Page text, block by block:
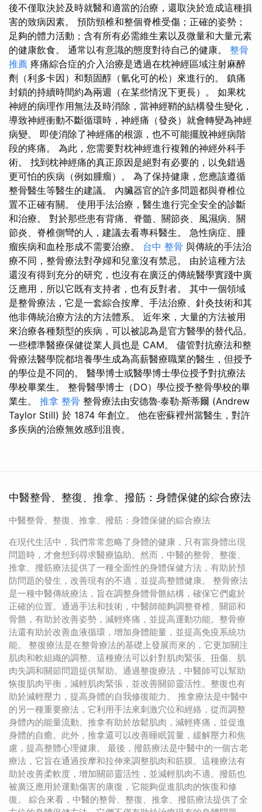
後不僅取決於及時就醫和適當的治療，還取決於造成這種損
害的致病因素。 預防頸椎和整個脊椎受傷；正確的姿勢；
足夠的體力活動；含有所有必需維生素以及微量和大量元素
的健康飲食。 通常以有意識的態度對待自己的健康。 整骨
推薦 疼痛綜合症的介入治療是透過在枕神經區域注射麻醉
劑（利多卡因）和類固醇（氫化可的松）來進行的。 鎮痛
封鎖的持續時間約為兩週（在某些情況下更長）。 如果枕
神經的病理作用無法及時消除，當神經鞘的結構發生變化，
導致神經衝動不斷循環時，神經痛（發炎）就會轉變為神經
病變。 即使消除了神經痛的根源，也不可能擺脫神經病階
段的疼痛。 為此，您需要對枕神經進行複雜的神經外科手
術。 找到枕神經痛的真正原因是絕對有必要的，以免錯過
更可怕的疾病（例如腫瘤）。 為了保持健康，您應該遵循
整骨醫生等醫生的建議。 內臟器官的許多問題都與脊椎位
置不正確有關。 使用手法治療，醫生進行完全安全的診斷
和治療。 對於那些患有背痛、脊髓、關節炎、風濕病、關
節炎、脊椎側彎的人，建議去看專科醫生。 急性病症、腫
瘤疾病和血栓形成不需要治療。 台中 整骨 與傳統的手法治
療不同，整骨療法對孕婦和兒童沒有禁忌。 由於這種方法
還沒有得到充分的研究，也沒有在廣泛的傳統醫學實踐中廣
泛應用，所以它既有支持者，也有反對者。 其中一個領域
是整骨療法，它是一套綜合按摩、手法治療、針灸技術和其
他非傳統治療方法的方法體系。 近年來，大量的方法被用
來治療各種類型的疾病，可以被認為是官方醫學的替代品。
一些標準醫療保健從業人員也是 CAM。 儘管對抗療法和整
骨療法醫學院都培養學生成為高薪醫療職業的醫生，但授予
的學位是不同的。 醫學博士或醫學博士學位授予對抗療法
學校畢業生。 整骨醫學博士（DO）學位授予整骨學校的畢
業生。 推拿 整骨 整骨療法由安德魯·泰勒·斯蒂爾 (Andrew
Taylor Still) 於 1874 年創立。 他在密蘇裡州當醫生，對許
多疾病的治療無效感到沮喪。
中醫整骨、整復、推拿、撥筋：身體保健的綜合療法
中醫整骨、整復、推拿、撥筋：身體保健的綜合療法
在現代生活中，我們常常忽略了身體的健康，只有當身體出現
問題時，才會想到尋求醫療協助。然而，中醫的整骨、整復、
推拿、撥筋療法提供了一種全面性的身體保健方法，有助於預
防問題的發生，改善現有的不適，並提高整體健康。 整骨療法
是一種中醫傳統療法，旨在調整身體骨骼結構，確保它們處於
正確的位置。通過手法和技術，中醫師能夠調整脊椎、關節和
骨骼，有助於改善姿勢，減輕疼痛，並提高運動功能。整骨療
法還有助於改善血液循環，增加身體能量，並提高免疫系統功
能。 整復療法是在整骨療法的基礎上發展而來的，它更加關注
肌肉和軟組織的調整。這種療法可以針對肌肉緊張、扭傷、肌
肉失調和關節問題提供幫助。通過整復療法，中醫師可以幫助
恢復肌肉平衡，減輕肌肉緊張，並改善關節靈活性。整復也有
助於減輕壓力，提高身體的自我修復能力。 推拿療法是中醫中
的另一種重要療法，它利用手法來刺激穴位和經絡，從而調整
身體內的能量流動。推拿有助於放鬆肌肉，減輕疼痛，並促進
身體的自癒。此外，推拿還可以改善睡眠質量，緩解壓力和焦
慮，提高整體心理健康。 最後，撥筋療法是中醫中的一個古老
療法，它旨在通過按摩和拉伸來調整肌肉和筋膜。這種療法有
助於改善柔軟度，增加關節靈活性，並減輕肌肉不適。撥筋也
被廣泛應用於運動傷害的康復，它能夠促進肌肉的恢復和修
復。 綜合來看，中醫的整骨、整復、推拿、撥筋療法提供了全